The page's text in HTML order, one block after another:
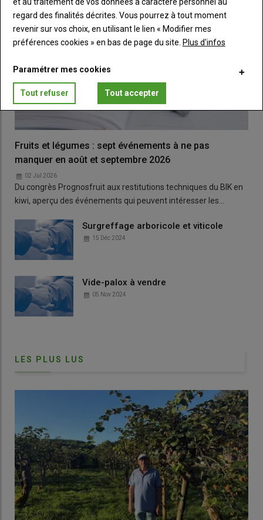
Fruits et légumes : sept événements à ne pas
manquer en août et septembre 2026
02 Jul 2026
Du congrès Prognosfruit aux restitutions techniques du BIK en
kiwi, aperçu des événements qui peuvent intéresser les…
Surgreffage arboricole et viticole
15 Déc 2024
Vide-palox à vendre
05 Nov 2024
LES PLUS LUS
regard des finalités décrites. Vous pourrez à tout moment
revenir sur vos choix, en utilisant le lien « Modifier mes
préférences cookies » en bas de page du site. Plus d'infos
Paramétrer mes cookies
Tout refuser Tout accepter